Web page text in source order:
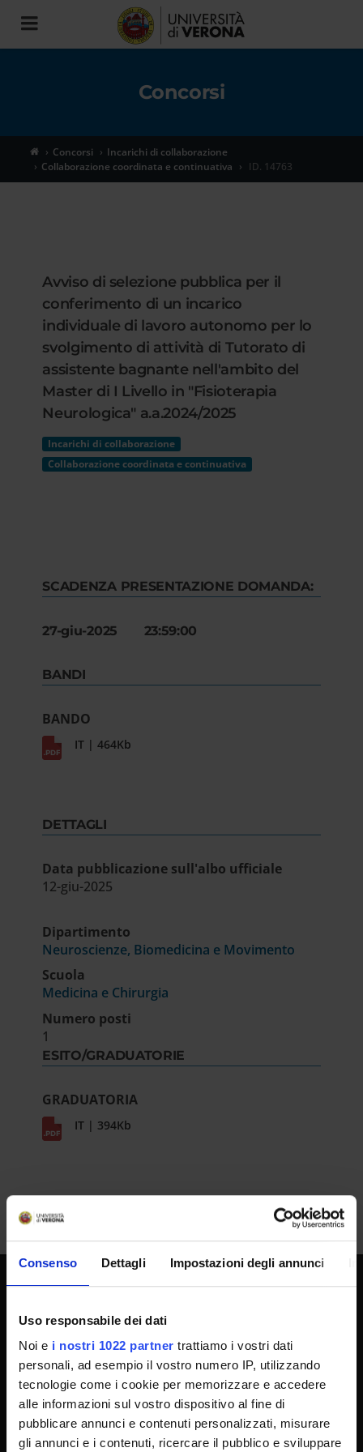
Consenso Dettagli Impostazioni degli annunci
Uso responsabile dei dati
Noi e i nostri 1022 partner trattiamo i vostri dati
personali, ad esempio il vostro numero IP, utilizzando
tecnologie come i cookie per memorizzare e accedere
alle informazioni sul vostro dispositivo al fine di
pubblicare annunci e contenuti personalizzati, misurare
gli annunci e i contenuti, ricercare il pubblico e sviluppare
Toggle
navigation
Concorsi
Concorsi
Incarichi di collaborazione
Collaborazione coordinata e continuativa
ID. 14763
Avviso di selezione pubblica per il
conferimento di un incarico
individuale di lavoro autonomo per lo
svolgimento di attività di Tutorato di
assistente bagnante nell'ambito del
Master di I Livello in "Fisioterapia
Neurologica" a.a.2024/2025
Incarichi di collaborazione
Collaborazione coordinata e continuativa
SCADENZA PRESENTAZIONE DOMANDA:
27-giu-2025 23:59:00
BANDI
BANDO
IT | 464Kb
DETTAGLI
Data pubblicazione sull'albo ufficiale
12-giu-2025
Dipartimento
Neuroscienze, Biomedicina e Movimento
Scuola
Medicina e Chirurgia
Numero posti
1
ESITO/GRADUATORIE
GRADUATORIA
IT | 394Kb
Amministrazione trasparente
Albo Ufficiale
Concorsi
Gare di appalto